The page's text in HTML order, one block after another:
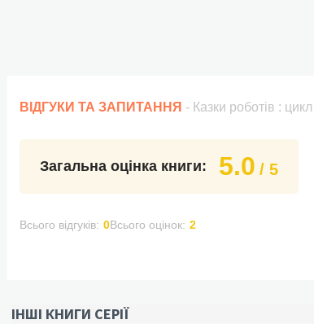
ВІДГУКИ ТА ЗАПИТАННЯ - Казки роботів : цикл
Загальна оцінка книги: 5.0 / 5
Всього відгуків: 0Всього оцінок: 2
ІНШІ КНИГИ СЕРІЇ